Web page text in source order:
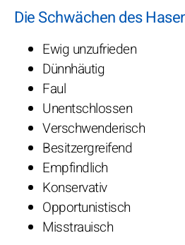
Die Schwächen des
Ewig unzufrieden
Dünnhäutig
Faul
Unentschlossen
Verschwenderisch
Besitzergreifend
Empfindlich
Konservativ
Opportunistisch
Misstrauisch